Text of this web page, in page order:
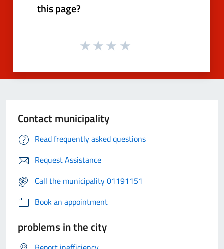
this page?
Contact municipality
Read frequently asked questions
Request Assistance
Call the municipality 01191151
Book an appointment
problems in the city